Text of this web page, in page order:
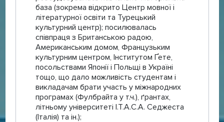
база (зокрема відкрито Центр мовної і
літературної освіти та Турецький
культурний центр); посилювалась
співпраця з Британською радою,
Американським домом, Французьким
культурним центром, Інститутом Ґете,
посольствами Японії і Польщі в Україні
тощо, що дало можливість студентам і
викладачам брати участь у міжнародних
програмах (Фулбрайта у т.ч.), ґрантах,
літньому університеті I.T.A.C.A. Седжеста
(Італія) та ін.);